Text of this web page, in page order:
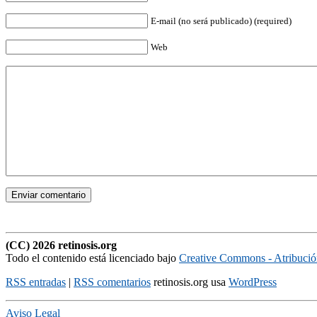
E-mail (no será publicado) (required)
Web
(CC) 2026 retinosis.org
Todo el contenido está licenciado bajo Creative Commons -
RSS entradas | RSS comentarios retinosis.org usa WordPress
Aviso Legal